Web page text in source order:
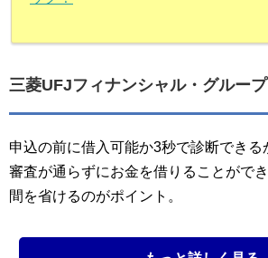
三菱UFJフィナンシャル・グルー
申込の前に借入可能か3秒で診断でき
審査が通らずにお金を借りることがで
間を省けるのがポイント。